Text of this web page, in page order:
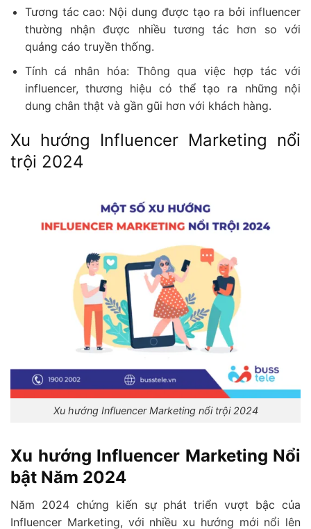
Tương tác cao: Nội dung được tạo ra bởi influencer
thường nhận được nhiều tương tác hơn so với
quảng cáo truyền thống.
Tính cá nhân hóa: Thông qua việc hợp tác với
influencer, thương hiệu có thể tạo ra những nội
dung chân thật và gần gũi hơn với khách hàng.
Xu hướng Influencer Marketing nổi
trội 2024
Xu hướng Influencer Marketing nổi trội 2024
Xu hướng Influencer Marketing Nổi
bật Năm 2024
Năm 2024 chứng kiến sự phát triển vượt bậc của
Influencer Marketing, với nhiều xu hướng mới nổi lên